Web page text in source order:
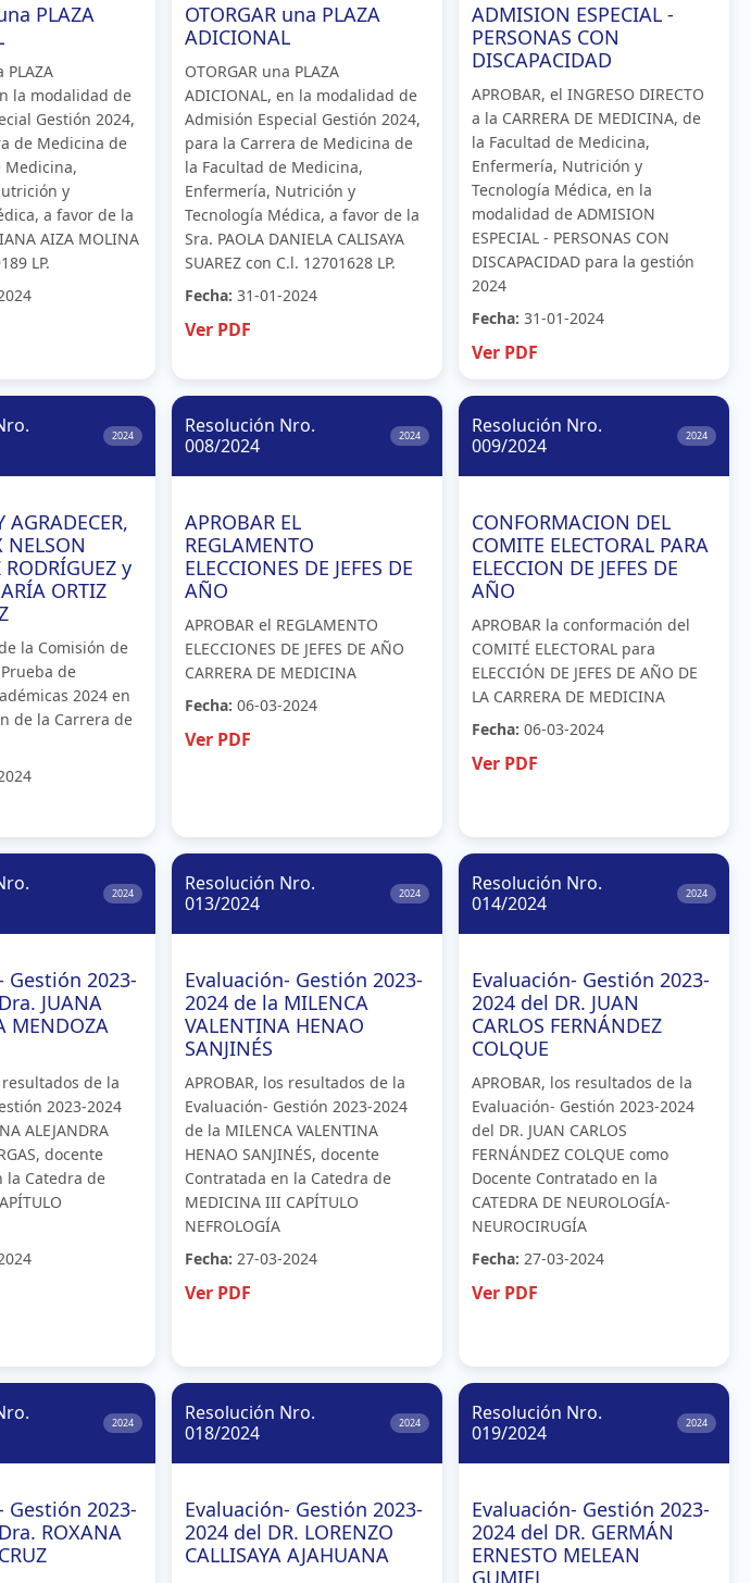
PLAZA
PLAZA
la modalidad de
Gestión 2024,
de Medicina de
Medicina,
y
a favor de la
AIZA MOLINA
LP.
OTORGAR una PLAZA
ADICIONAL
OTORGAR una PLAZA
ADICIONAL, en la modalidad de
Admisión Especial Gestión 2024,
para la Carrera de Medicina de
la Facultad de Medicina,
Enfermería, Nutrición y
Tecnología Médica, a favor de la
Sra. PAOLA DANIELA CALISAYA
SUAREZ con C.l. 12701628 LP.
Fecha: 31-01-2024
Ver PDF
ADMISION ESPECIAL -
PERSONAS CON
DISCAPACIDAD
APROBAR, el INGRESO DIRECTO
a la CARRERA DE MEDICINA, de
la Facultad de Medicina,
Enfermería, Nutrición y
Tecnología Médica, en la
modalidad de ADMISION
ESPECIAL - PERSONAS CON
DISCAPACIDAD para la gestión
2024
Fecha: 31-01-2024
Ver PDF
2024
AGRADECER,
NELSON
RODRÍGUEZ y
ORTIZ
la Comisión de
de
2024 en
de la Carrera de
Resolución Nro.
008/2024
2024
APROBAR EL
REGLAMENTO
ELECCIONES DE JEFES DE
AÑO
APROBAR el REGLAMENTO
ELECCIONES DE JEFES DE AÑO
CARRERA DE MEDICINA
Fecha: 06-03-2024
Ver PDF
Resolución Nro.
009/2024
2024
CONFORMACION DEL
COMITE ELECTORAL PARA
ELECCION DE JEFES DE
AÑO
APROBAR la conformación del
COMITÉ ELECTORAL para
ELECCIÓN DE JEFES DE AÑO DE
LA CARRERA DE MEDICINA
Fecha: 06-03-2024
Ver PDF
2024
Gestión 2023-
JUANA
MENDOZA
resultados de la
2023-2024
ALEJANDRA
docente
la Catedra de
Resolución Nro.
013/2024
2024
Evaluación- Gestión 2023-
2024 de la MILENCA
VALENTINA HENAO
SANJINÉS
APROBAR, los resultados de la
Evaluación- Gestión 2023-2024
de la MILENCA VALENTINA
HENAO SANJINÉS, docente
Contratada en la Catedra de
MEDICINA III CAPÍTULO
NEFROLOGÍA
Fecha: 27-03-2024
Ver PDF
Resolución Nro.
014/2024
2024
Evaluación- Gestión 2023-
2024 del DR. JUAN
CARLOS FERNÁNDEZ
COLQUE
APROBAR, los resultados de la
Evaluación- Gestión 2023-2024
del DR. JUAN CARLOS
FERNÁNDEZ COLQUE como
Docente Contratado en la
CATEDRA DE NEUROLOGÍA-
NEUROCIRUGÍA
Fecha: 27-03-2024
Ver PDF
2024
Gestión 2023-
ROXANA
Resolución Nro.
018/2024
2024
Evaluación- Gestión 2023-
2024 del DR. LORENZO
CALLISAYA AJAHUANA
Resolución Nro.
019/2024
2024
Evaluación- Gestión 2023-
2024 del DR. GERMÁN
ERNESTO MELEAN